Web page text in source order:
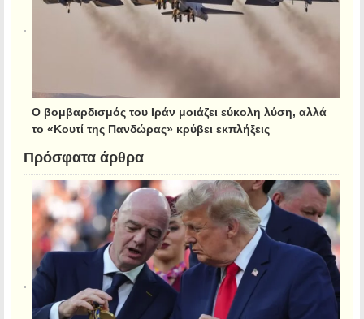
Ο βομβαρδισμός του Ιράν μοιάζει εύκολη λύση, αλλά
το «Κουτί της Πανδώρας» κρύβει εκπλήξεις
Πρόσφατα άρθρα